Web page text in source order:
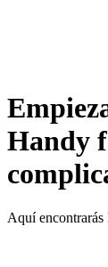
Handy
Aquí encontrarás